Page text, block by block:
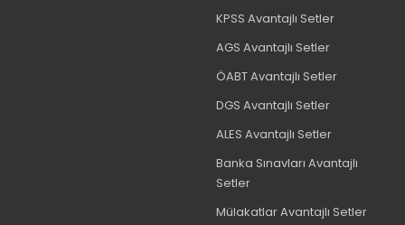
KPSS Avantajlı Setler
AGS Avantajlı Setler
ÖABT Avantajlı Setler
DGS Avantajlı Setler
ALES Avantajlı Setler
Banka Sınavları Avantajlı
Setler
Mülakatlar Avantajlı Setler